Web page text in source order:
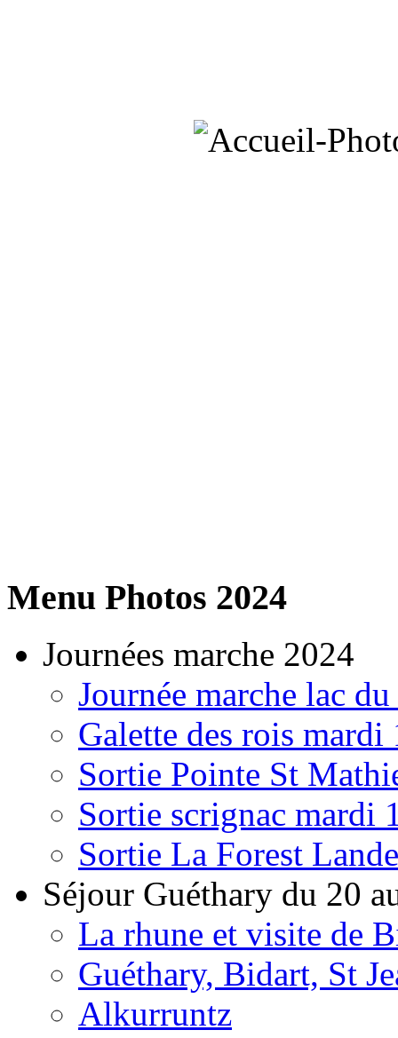
Menu Photos 2024
Journées marche 2024
Journée marche lac
Galette des rois
Sortie Pointe St
Sortie scrignac mardi
Sortie La Forest
Séjour Guéthary du 20
La rhune et visite de
Guéthary, Bidart, St
Alkurruntz